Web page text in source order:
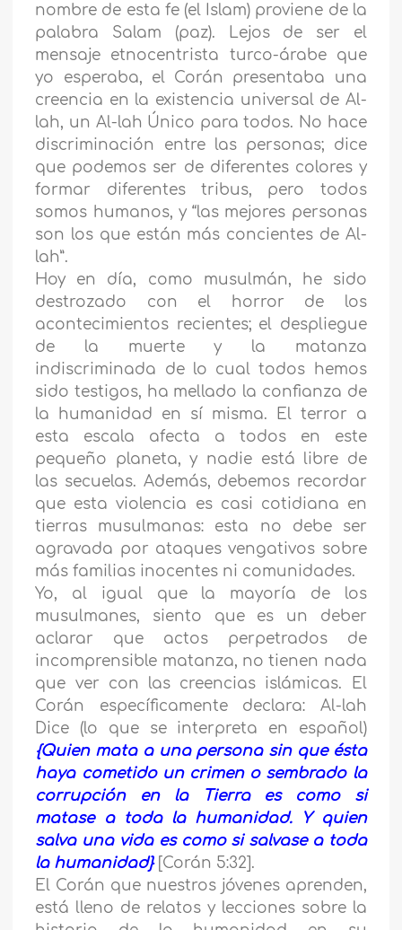
nombre de esta fe (el Islam) proviene de la
palabra Salam (paz). Lejos de ser el
mensaje etnocentrista turco-árabe que
yo esperaba, el Corán presentaba una
creencia en la existencia universal de Al-
lah, un Al-lah Único para todos. No hace
discriminación entre las personas; dice
que podemos ser de diferentes colores y
formar diferentes tribus, pero todos
somos humanos, y “las mejores personas
son los que están más concientes de Al-
lah”.
Hoy en día, como musulmán, he sido
destrozado con el horror de los
acontecimientos recientes; el despliegue
de la muerte y la matanza
indiscriminada de lo cual todos hemos
sido testigos, ha mellado la confianza de
la humanidad en sí misma. El terror a
esta escala afecta a todos en este
pequeño planeta, y nadie está libre de
las secuelas. Además, debemos recordar
que esta violencia es casi cotidiana en
tierras musulmanas: esta no debe ser
agravada por ataques vengativos sobre
más familias inocentes ni comunidades.
Yo, al igual que la mayoría de los
musulmanes, siento que es un deber
aclarar que actos perpetrados de
incomprensible matanza, no tienen nada
que ver con las creencias islámicas. El
Corán específicamente declara: Al-lah
Dice (lo que se interpreta en español)
{Quien mata a una persona sin que ésta
haya cometido un crimen o sembrado la
corrupción en la Tierra es como si
matase a toda la humanidad. Y quien
salva una vida es como si salvase a toda
la humanidad} [Corán 5:32].
El Corán que nuestros jóvenes aprenden,
está lleno de relatos y lecciones sobre la